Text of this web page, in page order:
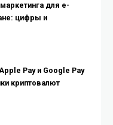
для e-
цифры и
криптовалют